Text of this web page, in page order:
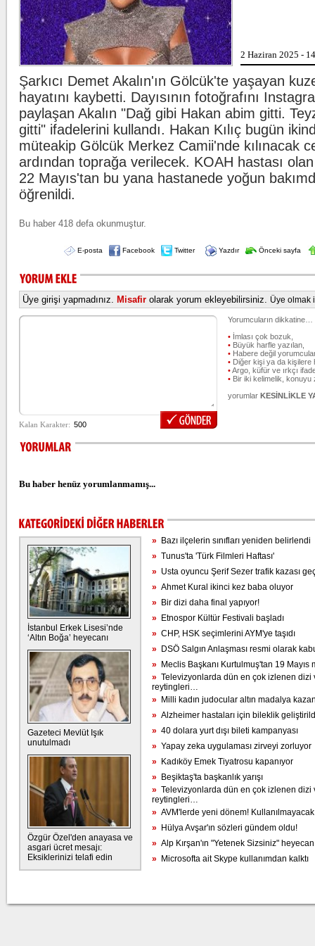
2 Haziran 2025 -
Şarkıcı Demet Akalın'ın Gölcük'te yaşayan
hayatını kaybetti. Dayısının fotoğrafını
paylaşan Akalın "Dağ gibi Hakan abim gitti.
gitti" ifadelerini kullandı. Hakan Kılıç bugün
müteakip Gölcük Merkez Camii'nde kılınacak
ardından toprağa verilecek. KOAH hastası olan
22 Mayıs'tan bu yana hastanede yoğun
öğrenildi.
Bu haber 418 defa okunmuştur.
E-posta Facebook Twitter Yazdır Önceki sayfa
Üye girişi yapmadınız. Misafir olarak yorum ekleyebilirsiniz. Üye olmak
Yorumcuların dikkatine…
• İmlası çok bozuk,
• Büyük harfle yazılan,
• Habere değil
• Diğer kişi ya da kişilere
•Argo, küfür ve ırkçı
• Bir iki kelimelik, konuyu
yorumlar KESİNLİKLE
Bu haber henüz yorumlanmamış...
İstanbul Erkek Lisesi’nde
‘Altın Boğa’ heyecanı
Gazeteci Mevlüt Işık
unutulmadı
Özgür Özel'den anayasa ve
asgari ücret mesajı:
Eksiklerinizi telafi edin
» Bazı ilçelerin sınıfları yeniden belirlendi
» Tunus'ta 'Türk Filmleri Haftası'
» Usta oyuncu Şerif Sezer trafik kazası
» Ahmet Kural ikinci kez baba oluyor
» Bir dizi daha final yapıyor!
» Etnospor Kültür Festivali başladı
» CHP, HSK seçimlerini AYM'ye taşıdı
» DSÖ Salgın Anlaşması resmi olarak
» Meclis Başkanı Kurtulmuş'tan 19 Mayıs
» Televizyonlarda dün en çok izlenen dizi
reytingleri…
» Milli kadın judocular altın madalya
» Alzheimer hastaları için bileklik
» 40 dolara yurt dışı bileti kampanyası
» Yapay zeka uygulaması zirveyi zorluyor
» Kadıköy Emek Tiyatrosu kapanıyor
» Beşiktaş'ta başkanlık yarışı
» Televizyonlarda dün en çok izlenen dizi
reytingleri…
» AVM'lerde yeni dönem! Kullanılmayacak
» Hülya Avşar'ın sözleri gündem oldu!
» Alp Kırşan'ın "Yetenek Sizsiniz"
» Microsofta ait Skype kullanımdan kalktı
Beşiktaş'ta şok